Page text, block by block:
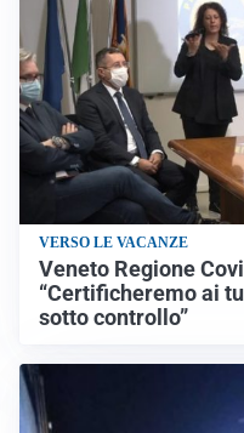
VERSO LE VACANZE
Veneto Regione
“Certificheremo ai
sotto controllo”